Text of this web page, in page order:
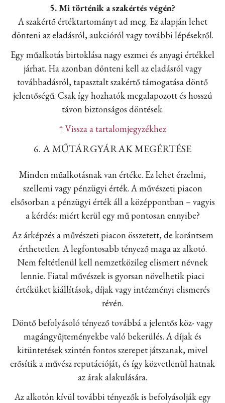
5. Mi történik a szakértés végén?
A szakértő értéktartományt ad meg. Ez alapján lehet
dönteni az eladásról, aukcióról vagy további lépésekről.
Egy műalkotás birtoklása nagy eszmei és anyagi értékkel
járhat. Ha azonban dönteni kell az eladásról vagy
továbbadásról, tapasztalt szakértő támogatása döntő
jelentőségű. Csak így hozhatók megalapozott és hosszú
távon biztonságos döntések.
↑ Vissza a tartalomjegyzékhez
6. A MŰTÁRGYÁRAK MEGÉRTÉSE
Minden műalkotásnak van értéke. Ez lehet érzelmi,
szellemi vagy pénzügyi érték. A művészeti piacon
elsősorban a pénzügyi érték áll a középpontban – vagyis
a kérdés: miért kerül egy mű pontosan ennyibe?
Az árképzés a művészeti piacon összetett, de korántsem
érthetetlen. A legfontosabb tényező maga az alkotó.
Nem feltétlenül kell nemzetközileg elismert névnek
lennie. Fiatal művészek is gyorsan növelhetik piaci
értéküket kiállítások, díjak vagy intézményi elismerés
révén.
Döntő befolyásoló tényező továbbá a jelentős köz- vagy
magángyűjteményekbe való bekerülés. A díjak és
kitüntetések szintén fontos szerepet játszanak, mivel
erősítik a művész reputációját, és így közvetlenül hatnak
az árak alakulására.
Az alkotón kívül további tényezők is befolyásolják egy